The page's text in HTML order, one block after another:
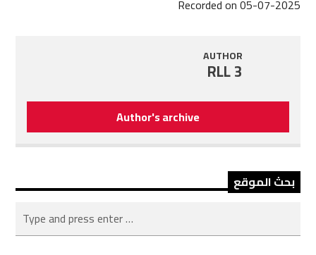
SHARE
Recorded on 05-07-2025
AUTHOR
RLL 3
Author's archive
بحث الموقع